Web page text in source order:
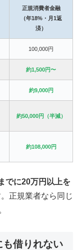
正規消費者金融
（年18%・月1返
済）
100,000円
約1,500円〜
約9,000円
約50,000円（半減）
約108,000円
でに20万円以上を
正規業者なら同じ
借りれない